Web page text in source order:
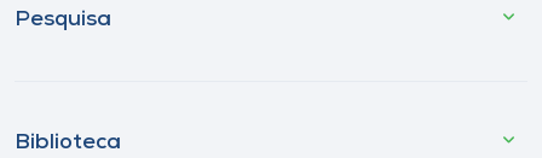
Pesquisa
Biblioteca